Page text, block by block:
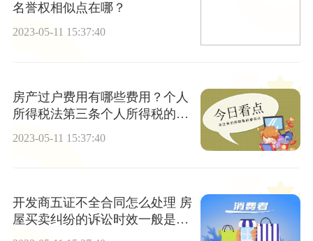
名誉权相似点在哪？
2023-05-11 15:37:40
房产过户费用有哪些费用？个人
所得税法第三条个人所得税的税
2023-05-11 15:37:40
开发商五证不全合同怎么处理 房
屋买卖纠纷的诉讼时效一般是多